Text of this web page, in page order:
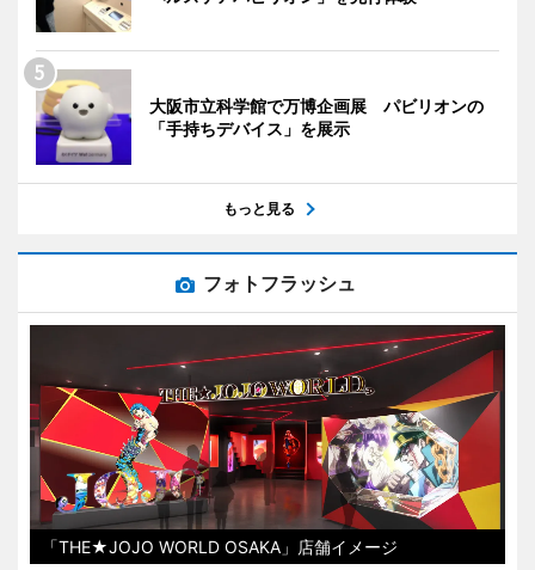
大阪市立科学館で万博企画展 パビリオンの
「手持ちデバイス」を展示
もっと見る
フォトフラッシュ
「THE★JOJO WORLD OSAKA」店舗イメージ